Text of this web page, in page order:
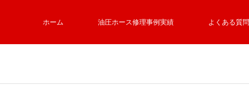
ホーム 油圧ホース修理事例実績 よくある質問